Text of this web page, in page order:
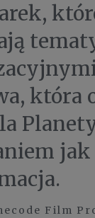
która
Film